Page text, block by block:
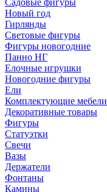
Садовые фигуры
Новый год
Гирлянды
Световые фигуры
Фигуры новогодние
Панно НГ
Елочные игрушки
Новогодние фигуры
Ели
Комплектующие мебели
Декоративные товары
Фигуры
Статуэтки
Свечи
Вазы
Держатели
Фонтаны
Камины